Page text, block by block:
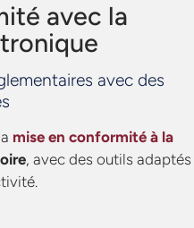
avec la
avec des
mise en conformité à la
, avec des outils adaptés